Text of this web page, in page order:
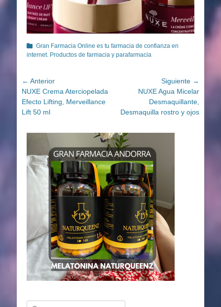
Categorías
Gran Farmacia Online es tu farmacia de confianza en
internet. Productos de farmacia y parafarmacia
Navegación
de
entradas
← Anterior
Entrada
anterior:
NUXE Crema Aterciopelada
Efecto Lifting, Merveillance
Lift 50 ml
Siguiente →
NUXE Agua Micelar
Desmaquillante,
Desmaquilla rostro y ojos
Buscar: